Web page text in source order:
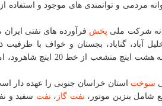
مردمی و توانمندی های موجود و استفاده
پخش فرآورده های نفتی
خلیل آباد، گناباد، بجستان و خواف با
235میلیون لیتر كه عمده فرآورده های نفتــــی مورد نیاز
سوخت استان خراسان جنوبی را عهده دار
شامل بنزین موتور، نفت گاز ، نفت